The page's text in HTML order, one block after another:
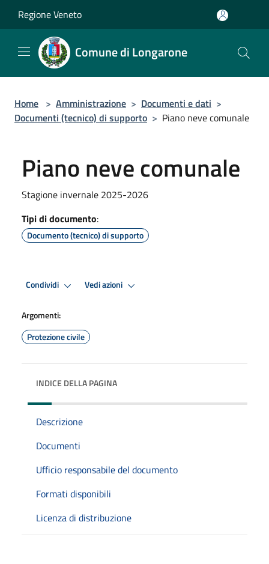
Regione Veneto
Comune di Longarone
Home > Amministrazione > Documenti e dati >
Documenti (tecnico) di supporto > Piano neve comunale
Piano neve comunale
Stagione invernale 2025-2026
Tipi di documento:
Documento (tecnico) di supporto
Condividi Vedi azioni
Argomenti:
Protezione civile
INDICE DELLA PAGINA
Descrizione
Documenti
Ufficio responsabile del documento
Formati disponibili
Licenza di distribuzione